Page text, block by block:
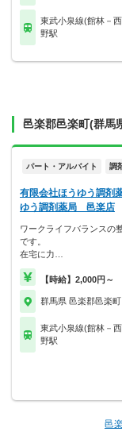
東武小泉線(館林－
野駅
邑楽郡邑楽町(群馬
パート・アルバイト 調
有限会社ほうゆう調剤
ゆう調剤薬局 邑楽店
ワークライフバランスの
です。
在宅に力…
【時給】2,000円～
群馬県 邑楽郡邑楽町
東武小泉線(館林－
野駅
邑